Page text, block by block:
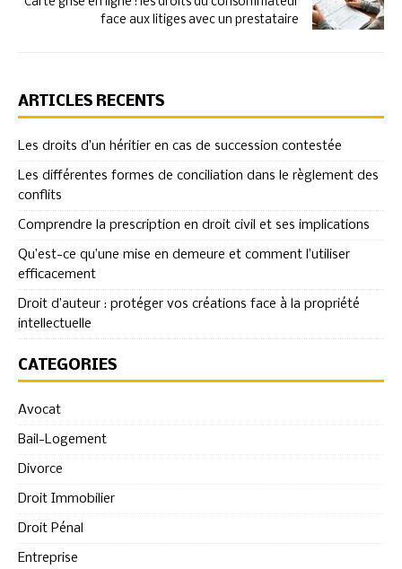
face aux litiges avec un prestataire
ARTICLES RÉCENTS
Les droits d’un héritier en cas de succession contestée
Les différentes formes de conciliation dans le règlement des
conflits
Comprendre la prescription en droit civil et ses implications
Qu’est-ce qu’une mise en demeure et comment l’utiliser
efficacement
Droit d’auteur : protéger vos créations face à la propriété
intellectuelle
CATÉGORIES
Avocat
Bail-Logement
Divorce
Droit Immobilier
Droit Pénal
Entreprise